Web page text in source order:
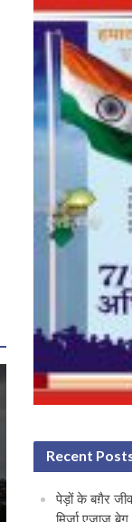
Recent
पेड़ों के बग़ैर
मिर्ज़ा एजाज़ बेग